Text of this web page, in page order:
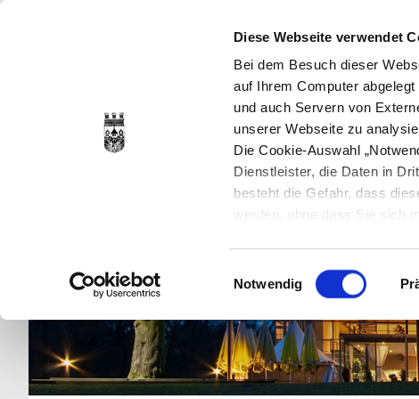
Diese Webseite verwendet
Bei dem Besuch dieser
auf Ihrem Computer
und auch Servern von
unserer Webseite zu
Die Cookie-Auswahl
Dienstleister, die Daten in
besteht die Gefahr, dass
werden, ohne dass Sie sich
Datenschutzerklärung
jederzeit mit Wirkung für die
Einwilligungsauswahl
Notwendig